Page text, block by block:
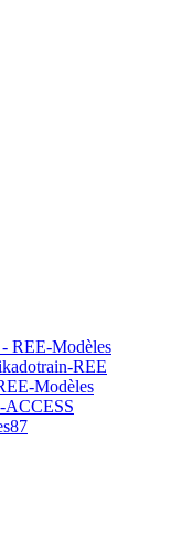
REE-Modèles
REE
Modèles
ACCESS